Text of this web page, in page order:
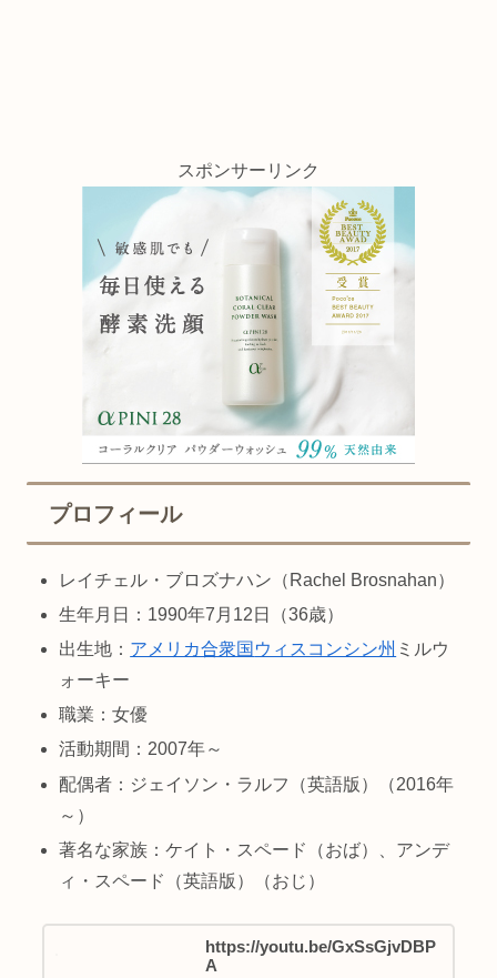
スポンサーリンク
プロフィール
レイチェル・ブロズナハン（Rachel Brosnahan）
生年月日：1990年7月12日（36歳）
出生地： アメリカ合衆国 ウィスコンシン州 ミルウ
ォーキー
職業：女優
活動期間：2007年～
配偶者：ジェイソン・ラルフ（英語版）（2016年
～）
著名な家族：ケイト・スペード（おば）、アンデ
ィ・スペード（英語版）（おじ）
https://youtu.be/GxSsGjvDBP
A